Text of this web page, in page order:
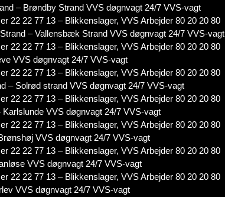
– Brøndby Strand VVS døgnvagt 24/7 VVS-vagt
22 22 77 13 – Blikkenslager, VVS Arbejder 80 20 20 80
– Vallensbæk Strand VVS døgnvagt 24/7 VVS-vagt
22 22 77 13 – Blikkenslager, VVS Arbejder 80 20 20 80
VVS døgnvagt 24/7 VVS-vagt
22 22 77 13 – Blikkenslager, VVS Arbejder 80 20 20 80
– Solrød strand VVS døgnvagt 24/7 VVS-vagt
22 22 77 13 – Blikkenslager, VVS Arbejder 80 20 20 80
VVS døgnvagt 24/7 VVS-vagt
22 22 77 13 – Blikkenslager, VVS Arbejder 80 20 20 80
VVS døgnvagt 24/7 VVS-vagt
22 22 77 13 – Blikkenslager, VVS Arbejder 80 20 20 80
VVS døgnvagt 24/7 VVS-vagt
22 22 77 13 – Blikkenslager, VVS Arbejder 80 20 20 80
VVS døgnvagt 24/7 VVS-vagt